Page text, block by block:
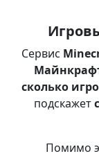
Сервис
сколько
подскажет
Помимо